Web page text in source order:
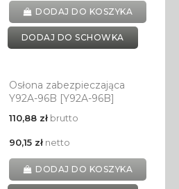
DODAJ DO KOSZYKA
DODAJ DO SCHOWKA
Osłona zabezpieczająca
Y92A-96B [Y92A-96B]
110,88 złbrutto
90,15 złnetto
DODAJ DO KOSZYKA